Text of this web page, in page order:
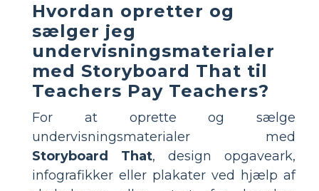
Hvordan opretter og
sælger jeg
undervisningsmaterialer
med Storyboard That til
Teachers Pay Teachers?
For at oprette og sælge
undervisningsmaterialer med
Storyboard That, design opgaveark,
infografikker eller plakater ved hjælp af